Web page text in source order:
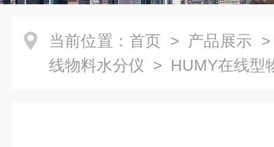
当前位置： 首页 > 产品展示
线物料水分仪 > HUMY在线型